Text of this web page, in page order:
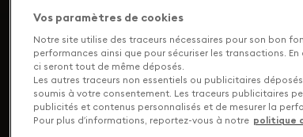
Vos paramètres de cookies
Notre site utilise des traceurs nécessaires pour son bon
performances ainsi que pour sécuriser les transactions.
ci seront tout de même déposés.
Les autres traceurs non essentiels ou publicitaires
soumis à votre consentement. Les traceurs publicitaires
publicités et contenus personnalisés et de mesurer la
Pour plus d’informations, reportez-vous à notre politique